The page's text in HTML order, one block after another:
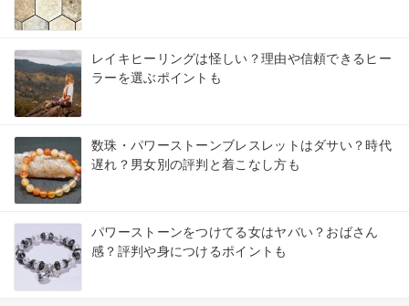
レイキヒーリングは怪しい？理由や信頼できるヒー
ラーを選ぶポイントも
数珠・パワーストーンブレスレットはダサい？時代
遅れ？男女別の評判と着こなし方も
パワーストーンをつけてる女はヤバい？おばさん
感？評判や身につけるポイントも